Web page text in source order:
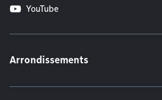
YouTube
Arrondissements